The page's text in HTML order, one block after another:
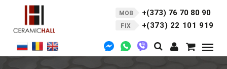
MOB +(373) 76 70 80 90
FIX +(373) 22 101 919